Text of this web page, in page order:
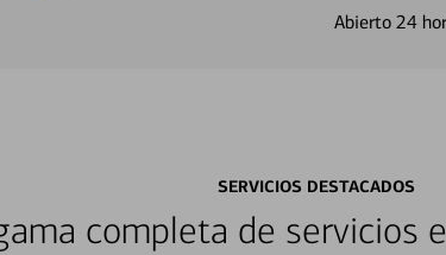
Abierto 24
SERVICIOS DESTACADOS
completa de servicios